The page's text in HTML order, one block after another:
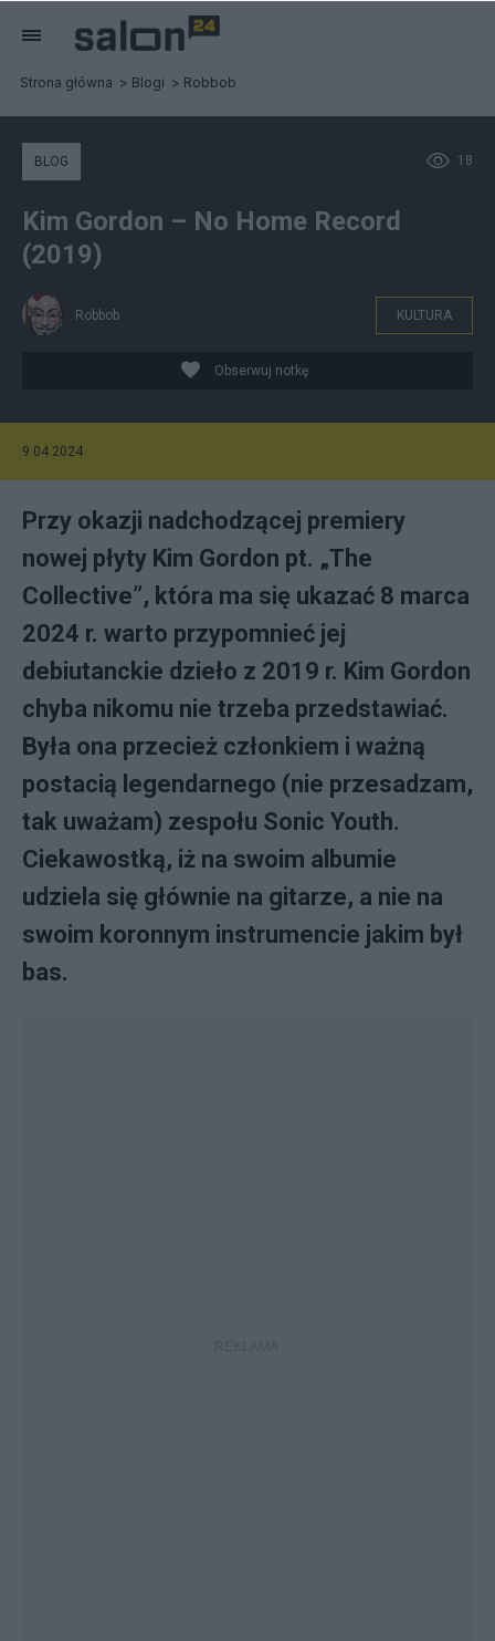
Strona główna Blogi Robbob
18
BLOG
Kim Gordon – No Home Record
(2019)
Robbob KULTURA
Obserwuj notkę
9.04.2024
Przy okazji nadchodzącej premiery
nowej płyty Kim Gordon pt. „The
Collective”, która ma się ukazać 8 marca
2024 r. warto przypomnieć jej
debiutanckie dzieło z 2019 r. Kim Gordon
chyba nikomu nie trzeba przedstawiać.
Była ona przecież członkiem i ważną
postacią legendarnego (nie przesadzam,
tak uważam) zespołu Sonic Youth.
Ciekawostką, iż na swoim albumie
udziela się głównie na gitarze, a nie na
swoim koronnym instrumencie jakim był
bas.